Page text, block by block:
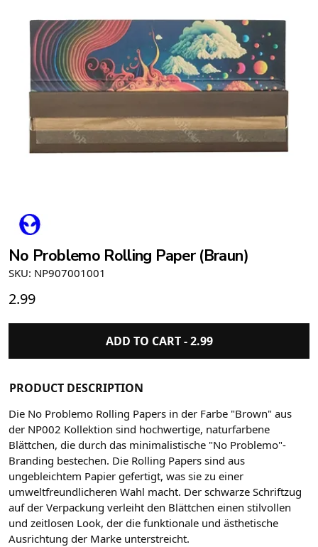
No Problemo Rolling Paper (Braun)
SKU: NP907001001
2.99
ADD TO CART -2.99
PRODUCT DESCRIPTION
Die No Problemo Rolling Papers in der Farbe "Brown" aus
der NP002 Kollektion sind hochwertige, naturfarbene
Blättchen, die durch das minimalistische "No Problemo"-
Branding bestechen. Die Rolling Papers sind aus
ungebleichtem Papier gefertigt, was sie zu einer
umweltfreundlicheren Wahl macht. Der schwarze Schriftzug
auf der Verpackung verleiht den Blättchen einen stilvollen
und zeitlosen Look, der die funktionale und ästhetische
Ausrichtung der Marke unterstreicht.